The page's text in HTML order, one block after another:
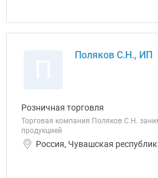
Поляков С.Н., ИП
Розничная торговля
Торговая компания Поляков С.Н.
продукцией
Россия, Чувашская